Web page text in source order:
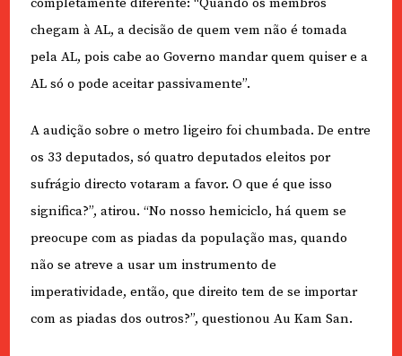
chegam à AL, a decisão de quem vem não é tomada
pela AL, pois cabe ao Governo mandar quem quiser e a
AL só o pode aceitar passivamente”.
A audição sobre o metro ligeiro foi chumbada. De entre
os 33 deputados, só quatro deputados eleitos por
sufrágio directo votaram a favor. O que é que isso
significa?”, atirou. “No nosso hemiciclo, há quem se
preocupe com as piadas da população mas, quando
não se atreve a usar um instrumento de
imperatividade, então, que direito tem de se importar
com as piadas dos outros?”, questionou Au Kam San.